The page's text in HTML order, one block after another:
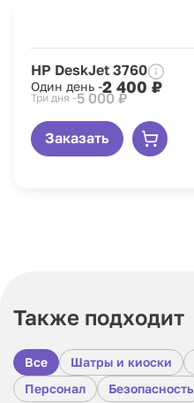
HP DeskJet 3760
Один день -2 400 ₽
Три дня -5 000 ₽
Заказать
Также подходит
Все Шатры и киоски
Персонал
Безопасность